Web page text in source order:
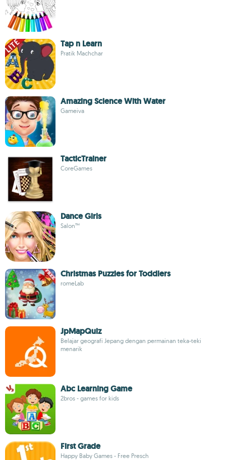
Tap n Learn
Pratik Machchar
Amazing Science With Water
Gameiva
TacticTrainer
CoreGames
Dance Girls
Salon™
Christmas Puzzles for Toddlers
romeLab
JpMapQuiz
Belajar geografi Jepang dengan permainan teka-teki
menarik
Abc Learning Game
2bros - games for kids
First Grade
Happy Baby Games - Free Presch